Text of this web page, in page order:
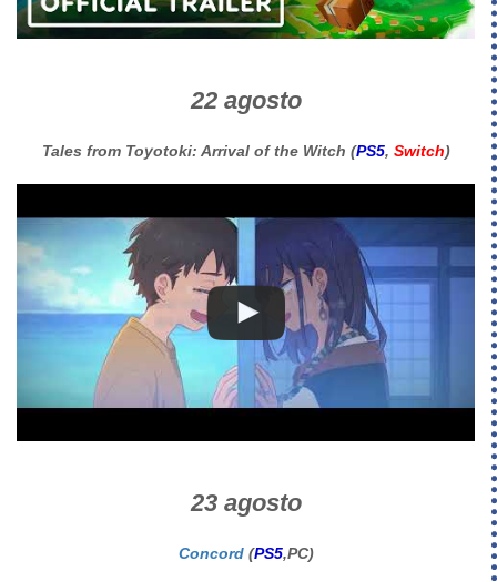
22 agosto
Tales from Toyotoki: Arrival of the Witch (PS5, Switch)
23 agosto
Concord(PS5,PC)